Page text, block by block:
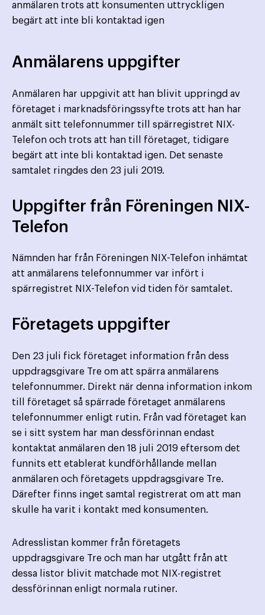
anmälaren trots att konsumenten uttryckligen
begärt att inte bli kontaktad igen
Anmälarens uppgifter
Anmälaren har uppgivit att han blivit uppringd av
företaget i marknadsföringssyfte trots att han har
anmält sitt telefonnummer till spärregistret NIX-
Telefon och trots att han till företaget, tidigare
begärt att inte bli kontaktad igen. Det senaste
samtalet ringdes den 23 juli 2019.
Uppgifter från Föreningen NIX-
Telefon
Nämnden har från Föreningen NIX-Telefon inhämtat
att anmälarens telefonnummer var infört i
spärregistret NIX-Telefon vid tiden för samtalet.
Företagets uppgifter
Den 23 juli fick företaget information från dess
uppdragsgivare Tre om att spärra anmälarens
telefonnummer. Direkt när denna information inkom
till företaget så spärrade företaget anmälarens
telefonnummer enligt rutin. Från vad företaget kan
se i sitt system har man dessförinnan endast
kontaktat anmälaren den 18 juli 2019 eftersom det
funnits ett etablerat kundförhållande mellan
anmälaren och företagets uppdragsgivare Tre.
Därefter finns inget samtal registrerat om att man
skulle ha varit i kontakt med konsumenten.
Adresslistan kommer från företagets
uppdragsgivare Tre och man har utgått från att
dessa listor blivit matchade mot NIX-registret
dessförinnan enligt normala rutiner.